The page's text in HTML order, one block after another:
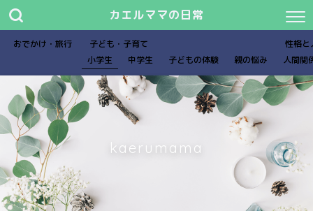
カエルママの日常
おでかけ・旅行
子ども・子育て
小学生
中学生 子どもの体験 親の悩み
性格と
人間関
kaerumama